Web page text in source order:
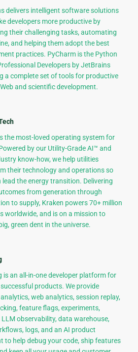
delivers intelligent software solutions
developers more productive by
their challenging tasks, automating
and helping them adopt the best
practices. PyCharm is the Python
Developers by JetBrains
a complete set of tools for productive
and scientific development.
the most-loved operating system for
by our Utility-Grade AI™ and
know-how, we help utilities
their technology and operations so
lead the energy transition. Delivering
from generation through
to supply, Kraken powers 70+ million
worldwide, and is on a mission to
green dent in the universe.
is an all-in-one developer platform for
products. We provide
web analytics, session replay,
feature flags, experiments,
LLM observability, data warehouse,
logs, and an AI product
to help debug your code, ship features